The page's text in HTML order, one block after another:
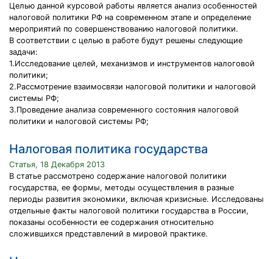
Целью данной курсовой работы является анализ особенностей
налоговой политики РФ на современном этапе и определение
мероприятий по совершенствованию налоговой политики.
В соответствии с целью в работе будут решены следующие
задачи:
1.Исследование целей, механизмов и инструментов налоговой
политики;
2.Рассмотрение взаимосвязи налоговой политики и налоговой
системы РФ;
3.Проведение анализа современного состояния налоговой
политики и налоговой системы РФ;
Налоговая политика государства
Статья, 18 Декабря 2013
В статье рассмотрено содержание налоговой политики
государства, ее формы, методы осуществления в разные
периоды развития экономики, включая кризисные. Исследованы
отдельные факты налоговой политики государства в России,
показаны особенности ее содержания относительно
сложившихся представлений в мировой практике.